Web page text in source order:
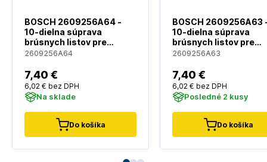
BOSCH 2609256A64 -
10-dielna súprava
brúsnych listov pre
multibrúsky
2609256A64
7,40 €
6,02 € bez DPH
Na sklade
Do košíka
BOSCH 2609256A63
10-dielna súprava
brúsnych listov pre
multibrúsky
2609256A63
7,40 €
6,02 € bez DPH
Posledné 2 kusy
Do košíka